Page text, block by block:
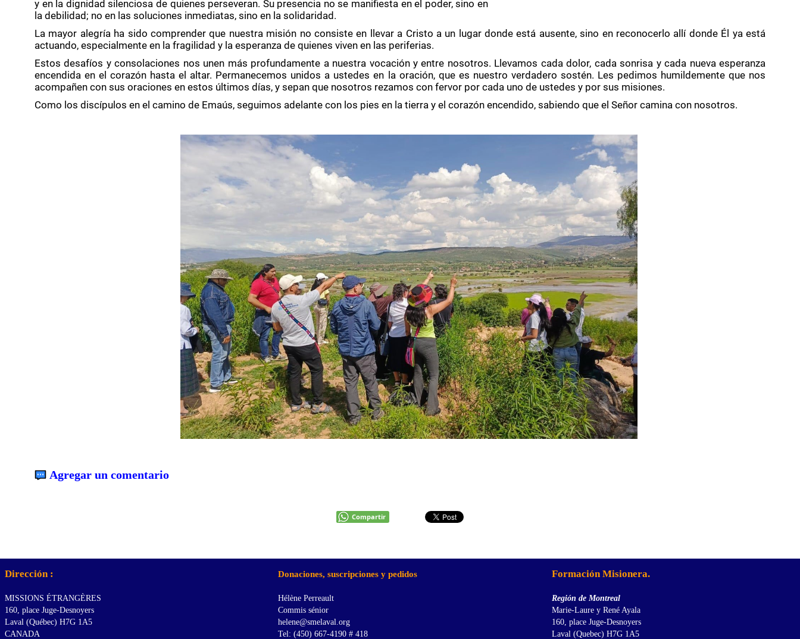
y en la dignidad silenciosa de quienes perseveran. Su presencia no se manifiesta en el poder, sino en
la debilidad; no en las soluciones inmediatas, sino en la solidaridad.
La mayor alegría ha sido comprender que nuestra misión no consiste en llevar a Cristo a un lugar donde está ausente, sino en reconocerlo allí donde Él ya está
actuando, especialmente en la fragilidad y la esperanza de quienes viven en las periferias.
Estos desafíos y consolaciones nos unen más profundamente a nuestra vocación y entre nosotros. Llevamos cada dolor, cada sonrisa y cada nueva esperanza
encendida en el corazón hasta el altar. Permanecemos unidos a ustedes en la oración, que es nuestro verdadero sostén. Les pedimos humildemente que nos
acompañen con sus oraciones en estos últimos días, y sepan que nosotros rezamos con fervor por cada uno de ustedes y por sus misiones.
Como los discípulos en el camino de Emaús, seguimos adelante con los pies en la tierra y el corazón encendido, sabiendo que el Señor camina con nosotros.
Agregar un comentario
Compartir
Dirección :
MISSIONS ÉTRANGÈRES
160, place Juge-Desnoyers
Laval (Québec) H7G 1A5
CANADA
Donaciones, suscripciones y pedidos
Hélène Perreault
Commis sénior
helene@smelaval.org
Tel: (450) 667-4190 # 418
Formación Misionera.
Región de Montreal
Marie-Laure y René Ayala
160, place Juge-Desnoyers
Laval (Quebec) H7G 1A5